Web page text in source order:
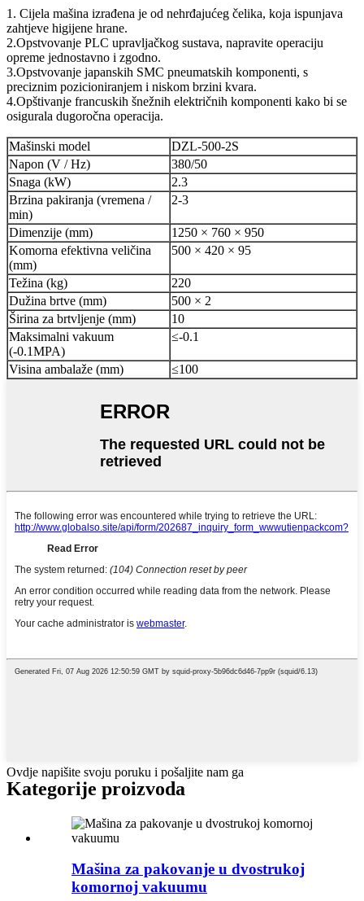
1. Cijela mašina izrađena je od nehrđajućeg čelika, koja ispunjava
zahtjeve higijene hrane.
2.Opstvovanje PLC upravljačkog sustava, napravite operaciju
opreme jednostavno i zgodno.
3.Opstvovanje japanskih SMC pneumatskih komponenti, s
preciznim pozicioniranjem i niskom brzini kvara.
4.Opštivanje francuskih šnežnih električnih komponenti kako bi se
osigurala dugoročna operacija.
Mašinski model
DZL-500-2S
Napon (V / Hz)
380/50
Snaga (kW)
2.3
Brzina pakiranja (vremena /
min)
2-3
Dimenzije (mm)
1250 × 760 × 950
Komorna efektivna veličina
(mm)
500 × 420 × 95
Težina (kg)
220
Dužina brtve (mm)
500 × 2
Širina za brtvljenje (mm)
10
Maksimalni vakuum
(-0.1MPA)
≤-0.1
Visina ambalaže (mm) ≤100
Ovdje napišite svoju poruku i pošaljite nam ga
Kategorije proizvoda
Mašina za pakovanje u dvostrukoj
komornoj vakuumu